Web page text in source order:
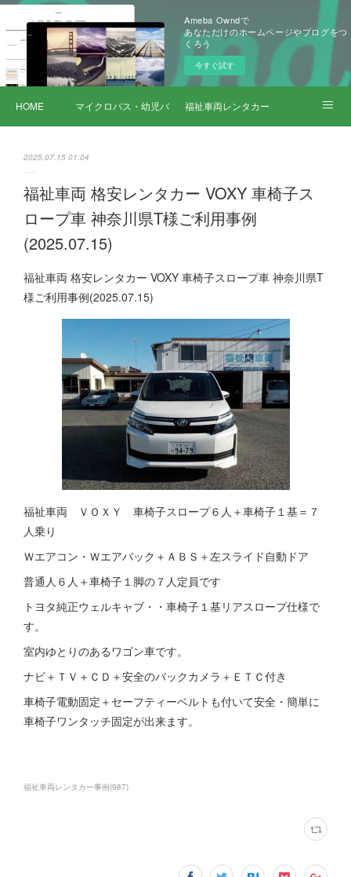
Ameba Owndで
あなただけのホームページやブログをつ
くろう
今すぐ試す
HOME マイクロバス・幼児バス レンタカー福祉車両レンタカー
2025.07.15 01:04
福祉車両 格安レンタカー VOXY 車椅子ス
ロープ車 神奈川県T様ご利用事例
(2025.07.15)
福祉車両 格安レンタカー VOXY 車椅子スロープ車 神奈川県T
様ご利用事例(2025.07.15)
福祉車両 ＶＯＸＹ 車椅子スロープ６人＋車椅子１基＝７
人乗り
Ｗエアコン・Ｗエアバック＋ＡＢＳ＋左スライド自動ドア
普通人６人＋車椅子１脚の７人定員です
トヨタ純正ウェルキャブ・・車椅子１基リアスロープ仕様で
す。
室内ゆとりのあるワゴン車です。
ナビ＋ＴＶ＋ＣＤ＋安全のバックカメラ＋ＥＴＣ付き
車椅子電動固定＋セーフティーベルトも付いて安全・簡単に
車椅子ワンタッチ固定が出来ます。
福祉車両レンタカー事例(987)